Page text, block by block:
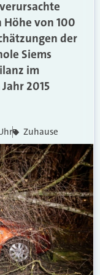
Höhe von 100
der
Siems
im
2015
Zuhause